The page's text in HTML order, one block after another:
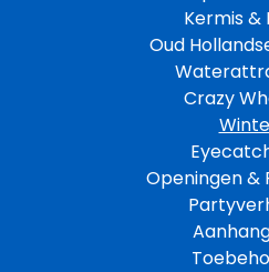
Kermis &
Oud
Crazy
Openingen &